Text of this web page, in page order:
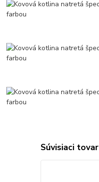
Súvisiaci tovar